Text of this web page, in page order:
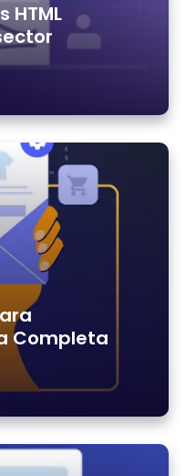
HTML
Completa